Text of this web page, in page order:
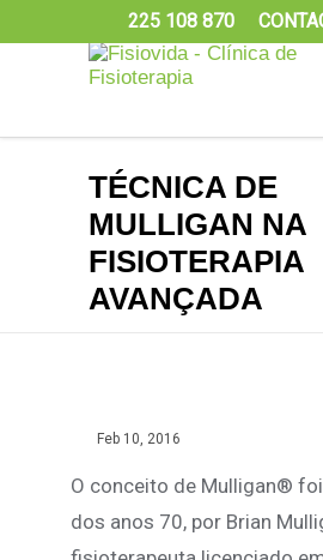
225 108 870
TÉCNICA DE
MULLIGAN NA
FISIOTERAPIA
AVANÇADA
Feb 10, 2016
O conceito de Mulligan®
dos anos 70, por Brian